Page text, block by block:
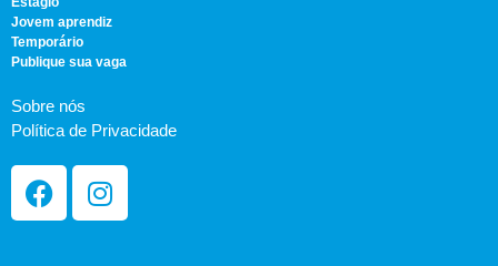
Jovem aprendiz
Temporário
Publique sua vaga
Sobre nós
Política de Privacidade